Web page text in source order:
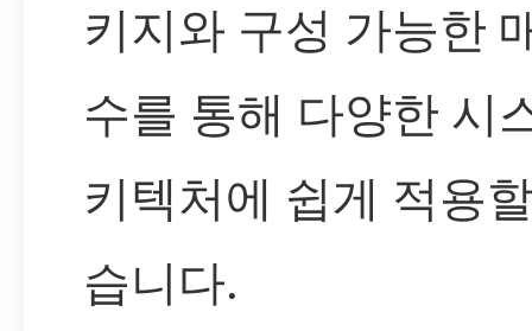
키지와 구성 가능한
수를 통해 다양한 시
키텍처에 쉽게 적용
습니다.